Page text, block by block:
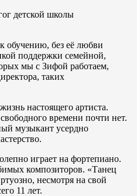
детской школы
обучению, без её любви
поддержки семейной,
мы с Зифой работаем,
таких
настоящего артиста.
времени почти нет.
музыкант усердно
играет на фортепиано.
композиторов. «Танец
несмотря на свой
11 лет.